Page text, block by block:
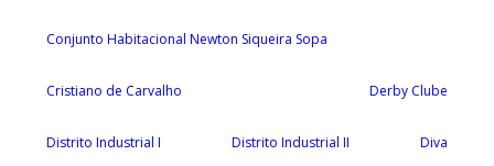
Conjunto Habitacional Newton Siqueira Sopa
Cristiano de Carvalho Derby Clube
Distrito Industrial I Distrito Industrial II Diva